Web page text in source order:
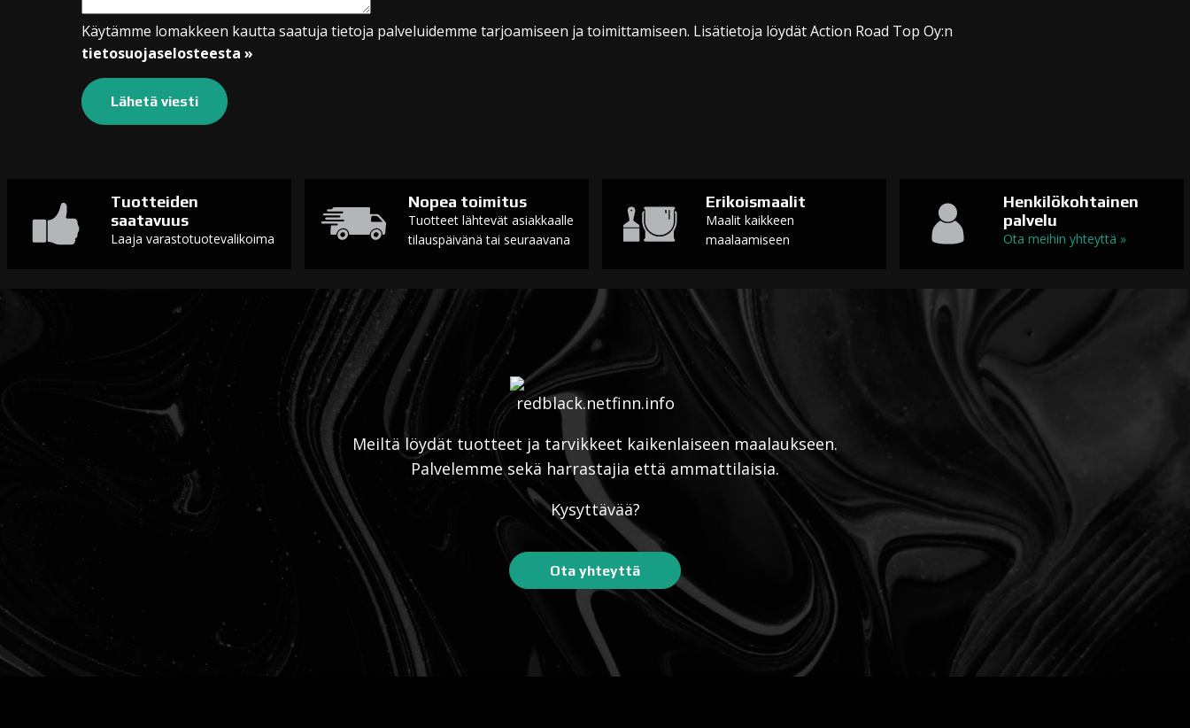
Käytämme lomakkeen kautta saatuja tietoja palveluidemme tarjoamiseen ja toimittamiseen. Lisätietoja löydät Action Road Top Oy:n
tietosuojaselosteesta »
Tuotteiden
saatavuus
Laaja varastotuotevalikoima
Nopea toimitus
Tuotteet lähtevät asiakkaalle
tilauspäivänä tai seuraavana
Erikoismaalit
Maalit kaikkeen
maalaamiseen
Henkilökohtainen
palvelu
Ota meihin yhteyttä »
Meiltä löydät tuotteet ja tarvikkeet kaikenlaiseen maalaukseen.
Palvelemme sekä harrastajia että ammattilaisia.
Kysyttävää?
Ota yhteyttä